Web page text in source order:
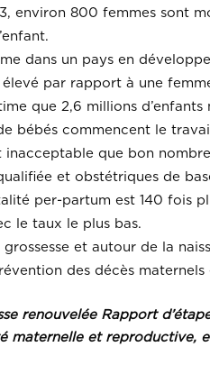
environ 800 femmes sont
dans un pays en
par rapport à une
que 2,6 millions
bébés commencent le
que bon
et obstétriques de
per-partum est 140 fois
le taux le plus bas.
grossesse et autour de la
des décès
renouvelée Rapport
maternelle et reproductive,